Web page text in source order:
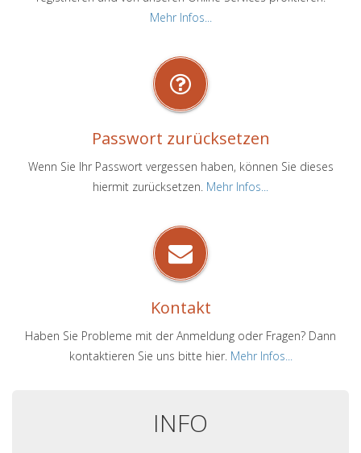
Mehr Infos...
Passwort zurücksetzen
Wenn Sie Ihr Passwort vergessen haben, können Sie dieses
hiermit zurücksetzen. Mehr Infos...
Kontakt
Haben Sie Probleme mit der Anmeldung oder Fragen? Dann
kontaktieren Sie uns bitte hier. Mehr Infos...
INFO